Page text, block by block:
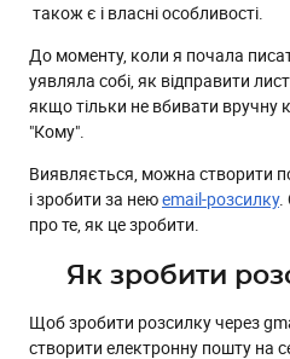
Варіант 3. Синхронізація
Варіант 1. Вручну
Варіант 2. Під час імпорту
Спосіб 2. Розсилки google:
Спосіб 3. Привабливий
також є і власні особливості.
До моменту, коли я почала
уявляла собі, як відправити
якщо тільки не вбивати вручну
"Кому".
Виявляється, можна створити
і зробити за неюemail-розсилку.
про те, як це зробити.
Як зробити
Щоб зробити розсилку через
створити електронну пошту на